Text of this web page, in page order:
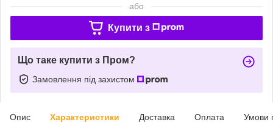
або
Купити з
Що таке купити з Пром?
Замовлення під захистом
Опис Характеристики Доставка Оплата Умови